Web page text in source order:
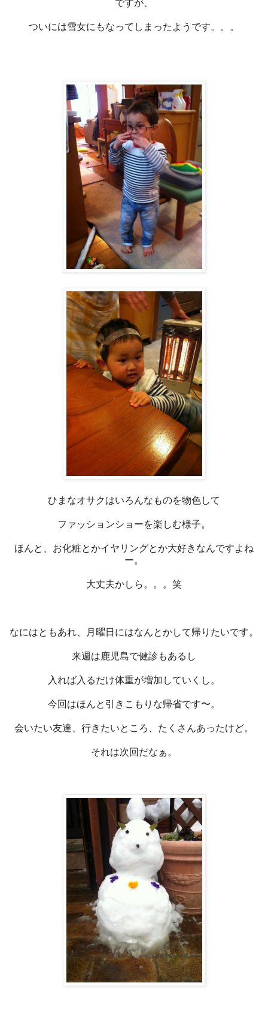
ですが、
ついには雪女にもなってしまったようです。。。
ひまなオサクはいろんなものを物色して
ファッションショーを楽しむ様子。
ほんと、お化粧とかイヤリングとか大好きなんですよね
ー。
大丈夫かしら。。。笑
なにはともあれ、月曜日にはなんとかして帰りたいです。
来週は鹿児島で健診もあるし
入れば入るだけ体重が増加していくし。
今回はほんと引きこもりな帰省です〜。
会いたい友達、行きたいところ、たくさんあったけど。
それは次回だなぁ。